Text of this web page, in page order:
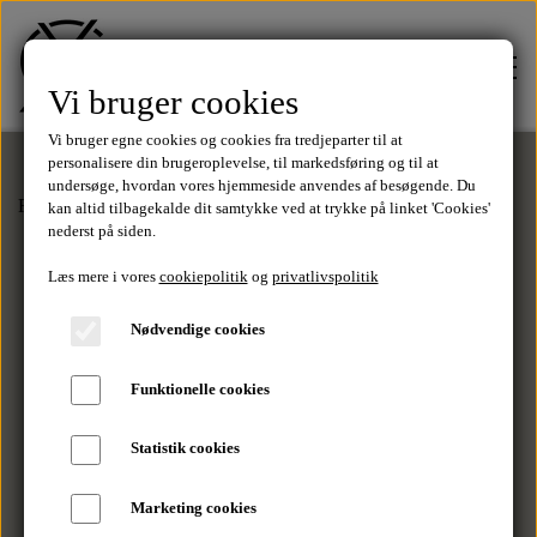
FORSIDE
TØJ
Tilbud
MÆRKER
Forside Tilbehør Kortholdere Kortholder - Southalls
Vi bruger cookies
Vi bruger egne cookies og cookies fra tredjeparter til at
personalisere din brugeroplevelse, til markedsføring og til at
undersøge, hvordan vores hjemmeside anvendes af besøgende. Du
kan altid tilbagekalde dit samtykke ved at trykke på linket 'Cookies'
nederst på siden.
Læs mere i vores cookiepolitikog privatlivspolitik
Nødvendige cookies
Funktionelle cookies
Statistik cookies
Marketing cookies